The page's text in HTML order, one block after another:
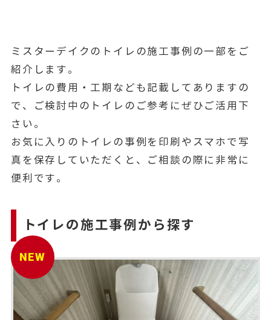
ミスターデイクのトイレの施工事例の一部をご
紹介します。
トイレの費用・工期なども記載してありますの
で、ご検討中のトイレのご参考にぜひご活用下
さい。
お気に入りのトイレの事例を印刷やスマホで写
真を保存していただくと、ご相談の際に非常に
便利です。
トイレの施工事例から探す
NEW